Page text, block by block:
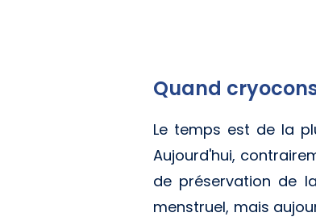
Quand
Le temps est de la
Aujourd'hui,
de préservation de
menstruel, mais